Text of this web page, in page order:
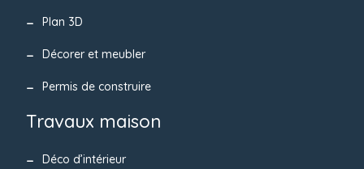
Plan 3D
Décorer et meubler
Permis de construire
Travaux maison
Déco d’intérieur